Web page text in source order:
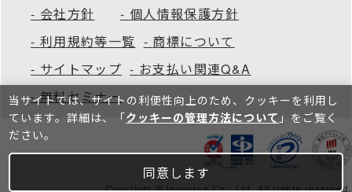
会社方針
個人情報保護方針
利用規約等一覧
商標について
サイトマップ
お支払い関連Q&A
無料セミナー
Copyright © Insource Co., Ltd. All rights reserved.
当サイトでは、サイトの利便性向上のため、クッキーを利⽤し
ています。詳細は、「クッキーの管理方法について 」をご覧く
ださい。
同意します